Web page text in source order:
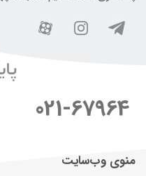
021-67964
منوی وب‌سایت